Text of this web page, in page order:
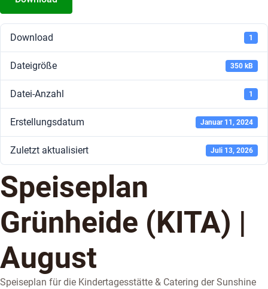
Download 1
Dateigröße 350 kB
Datei-Anzahl 1
Erstellungsdatum Januar 11, 2024
Zuletzt aktualisiert Juli 13, 2026
Speiseplan
Grünheide (KITA) |
August
Speiseplan für die Kindertagesstätte & Catering der Sunshine